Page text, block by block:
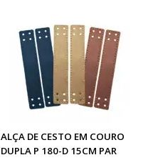
ALÇA DE CESTO EM COURO
DUPLA P 180-D 15CM PAR